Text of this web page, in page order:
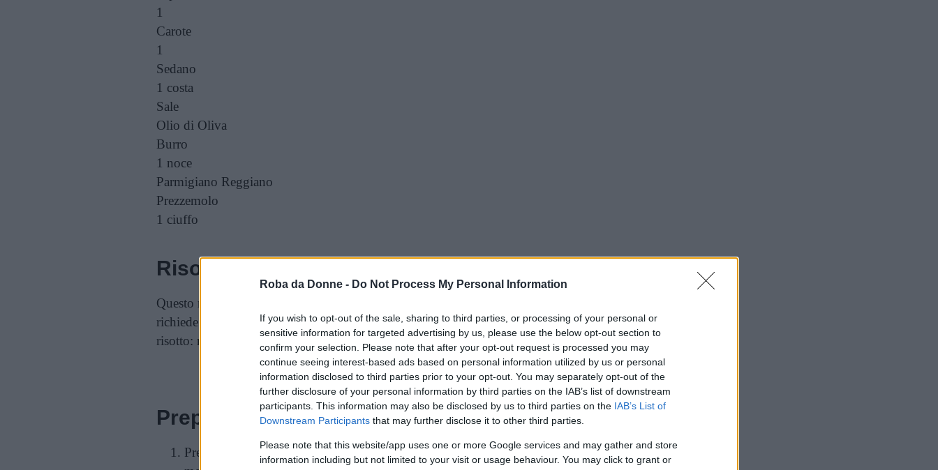
Roba da Donne - Do Not Process My Personal Information
If you wish to opt-out of the sale, sharing to third parties, or processing of your personal or
sensitive information for targeted advertising by us, please use the below opt-out section to
confirm your selection. Please note that after your opt-out request is processed you may
continue seeing interest-based ads based on personal information utilized by us or personal
information disclosed to third parties prior to your opt-out. You may separately opt-out of the
further disclosure of your personal information by third parties on the IAB’s list of downstream
participants. This information may also be disclosed by us to third parties on the IAB’s List of
Downstream Participants that may further disclose it to other third parties.
Please note that this website/app uses one or more Google services and may gather and store
information including but not limited to your visit or usage behaviour. You may click to grant or
1
Carote
1
Sedano
1 costa
Sale
Olio di Oliva
Burro
1 noce
Parmigiano Reggiano
Prezzemolo
1 ciuffo
Risotto ai peperoncini verdi e pistacchio
Questo risotto è semplice nella composizione degli ingredienti, quindi
richiede attenzione nell’esecuzione. Questo è uno dei mille modi di fare il
risotto: non il migliore, non il più facile, ma di sicura riuscita.
Articolo originale pubblicato il 19 febbraio 2014
Preparazione
Prepariamo un brodo vegetale con mezza cipolla, una carotina, una